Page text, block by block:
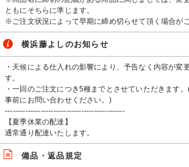
ともにそちらに準じます。
※ご注文状況によって早期に締め切らせて頂く場合がご
横浜藤よしのお知らせ
・天候による仕入れの影響により、予告なく内容が変
す。
・一回のご注文につき5種までとさせていただきます
事前にお問い合わせください。)
-----------------------------------------------
【夏季休業の配達】
通常通り配達いたします。
備品・返品規定